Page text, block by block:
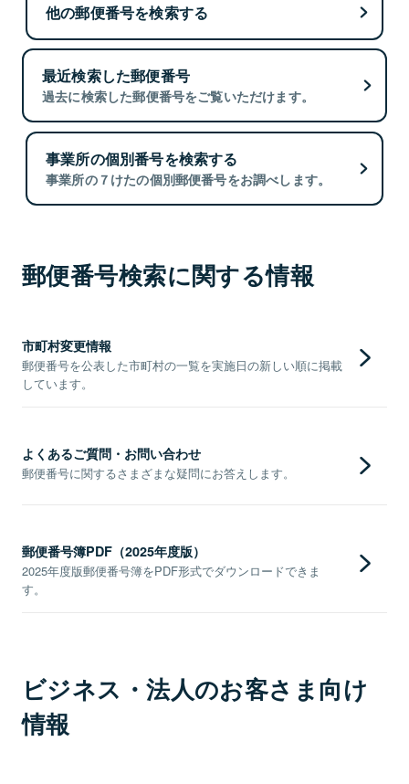
他の郵便番号を検索する
最近検索した郵便番号
過去に検索した郵便番号をご覧いただけます。
事業所の個別番号を検索する
事業所の７けたの個別郵便番号をお調べします。
郵便番号検索に関する情報
市町村変更情報
郵便番号を公表した市町村の一覧を実施日の新しい順に掲載
しています。
よくあるご質問・お問い合わせ
郵便番号に関するさまざまな疑問にお答えします。
郵便番号簿PDF（2025年度版）
2025年度版郵便番号簿をPDF形式でダウンロードできま
す。
ビジネス・法人のお客さま向け
情報